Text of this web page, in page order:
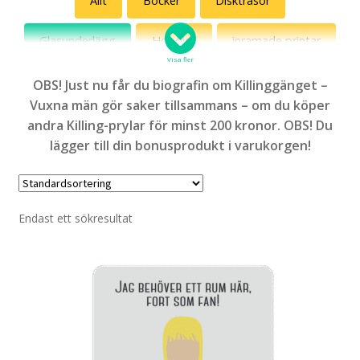
Jönssonligan
Roliga katter
Svenska vitsord
Med ett ord
Diset!
Delvis Presley
Artemis Hobbyhorses
Glasunderlägg Hoodies inramade printar
Kepsar Kultklassiker Linnen
Magneter Muggar Mössor Outlet
Visa fler
OBS! Just nu får du biografin om Killinggänget –
Vuxna män gör saker tillsammans – om du köper
andra Killing-prylar för minst 200 kronor. OBS! Du
lägger till din bonusprodukt i varukorgen!
Endast ett sökresultat